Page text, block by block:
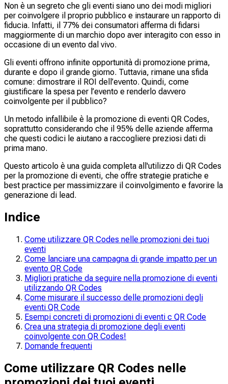
Non è un segreto che gli eventi siano uno dei modi migliori
per coinvolgere il proprio pubblico e instaurare un rapporto di
fiducia. Infatti, il 77% dei consumatori afferma di fidarsi
maggiormente di un marchio dopo aver interagito con esso in
occasione di un evento dal vivo.
Gli eventi offrono infinite opportunità di promozione prima,
durante e dopo il grande giorno. Tuttavia, rimane una sfida
comune: dimostrare il ROI dell’evento. Quindi, come
giustificare la spesa per l’evento e renderlo davvero
coinvolgente per il pubblico?
Un metodo infallibile è la promozione di eventi QR Codes,
soprattutto considerando che il 95% delle aziende afferma
che questi codici le aiutano a raccogliere preziosi dati di
prima mano.
Questo articolo è una guida completa all'utilizzo di QR Codes
per la promozione di eventi, che offre strategie pratiche e
best practice per massimizzare il coinvolgimento e favorire la
generazione di lead.
Indice
Come utilizzare QR Codes nelle promozioni dei tuoi
eventi
Come lanciare una campagna di grande impatto per un
evento QR Code
Migliori pratiche da seguire nella promozione di eventi
utilizzando QR Codes
Come misurare il successo delle promozioni degli
eventi QR Code
Esempi concreti di promozioni di eventi c QR Code
Crea una strategia di promozione degli eventi
coinvolgente con QR Codes!
Domande frequenti
Come utilizzare QR Codes nelle